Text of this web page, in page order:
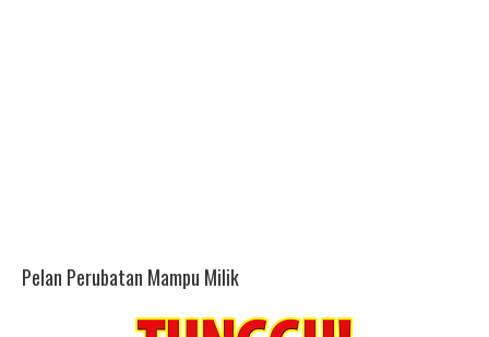
Pelan Perubatan Mampu Milik